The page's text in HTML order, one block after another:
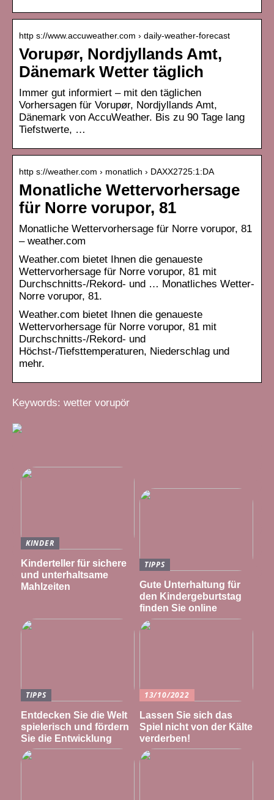
http s://www.accuweather.com › daily-weather-forecast
Vorupør, Nordjyllands Amt,
Dänemark Wetter täglich
Immer gut informiert – mit den täglichen
Vorhersagen für Vorupør, Nordjyllands Amt,
Dänemark von AccuWeather. Bis zu 90 Tage lang
Tiefstwerte, …
http s://weather.com › monatlich › DAXX2725:1:DA
Monatliche Wettervorhersage
für Norre vorupor, 81
Monatliche Wettervorhersage für Norre vorupor, 81
– weather.com
Weather.com bietet Ihnen die genaueste
Wettervorhersage für Norre vorupor, 81 mit
Durchschnitts-/Rekord- und … Monatliches Wetter-
Norre vorupor, 81.
Weather.com bietet Ihnen die genaueste
Wettervorhersage für Norre vorupor, 81 mit
Durchschnitts-/Rekord- und
Höchst-/Tiefsttemperaturen, Niederschlag und
mehr.
Keywords: wetter vorupör
KINDER
Kinderteller für sichere
und unterhaltsame
Mahlzeiten
TIPPS
Gute Unterhaltung für
den Kindergeburtstag
finden Sie online
TIPPS
Entdecken Sie die Welt
spielerisch und fördern
Sie die Entwicklung
13/10/2022
Lassen Sie sich das
Spiel nicht von der Kälte
verderben!